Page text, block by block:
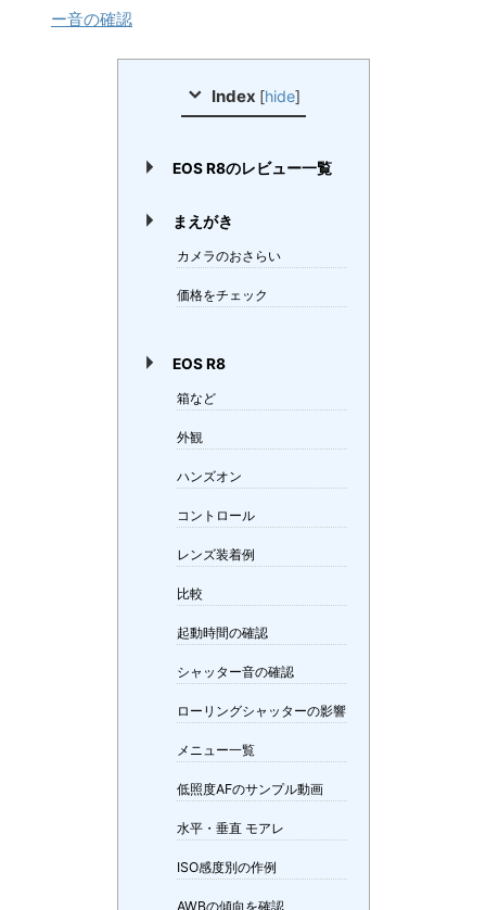
ー音の確認
Index [hide]
EOS R8のレビュー一覧
まえがき
カメラのおさらい
価格をチェック
EOS R8
箱など
外観
ハンズオン
コントロール
レンズ装着例
比較
起動時間の確認
シャッター音の確認
ローリングシャッターの影響
メニュー一覧
低照度AFのサンプル動画
水平・垂直 モアレ
ISO感度別の作例
AWBの傾向を確認